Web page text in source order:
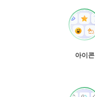
아이콘